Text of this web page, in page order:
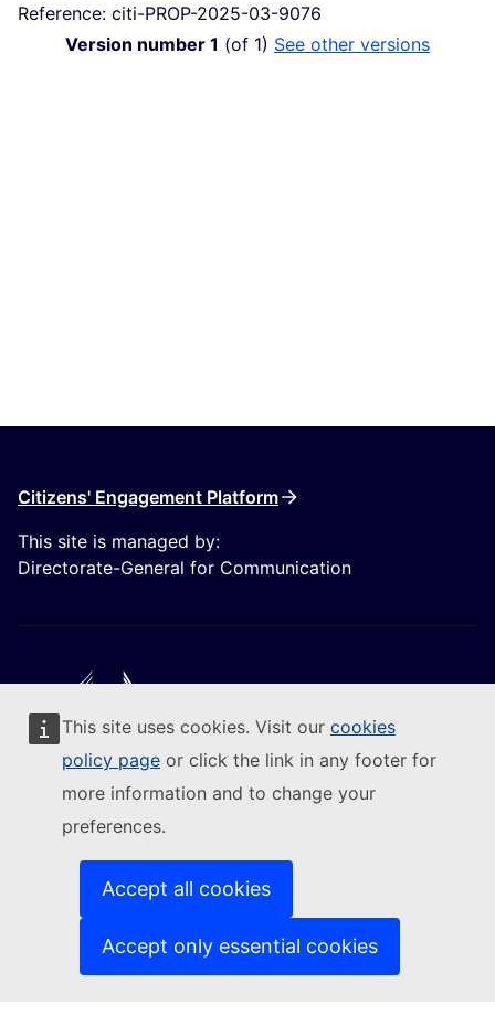
This site uses cookies. Visit our cookies
policy page or click the link in any footer for
more information and to change your
preferences.
Accept all cookies
Accept only essential cookies
Reference: citi-PROP-2025-03-9076
Version number 1 (of 1) see other versions
Citizens' Engagement Platform
This site is managed by:
Directorate-General for Communication
Follow the European Commission
Contact us (External link)
Report an IT vulnerability
Languages on our websites(External link)
(External link)
Privacy policy
Legal notice
(External link)